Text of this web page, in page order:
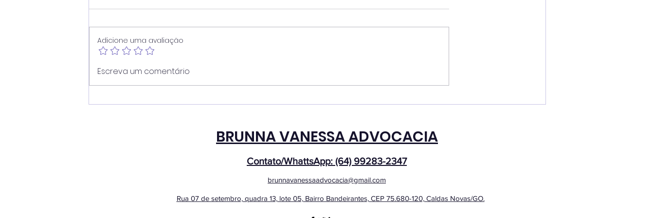
AUXÍLIO-ACIDENTE
perto de se aposentar,
A ação de fixação de
necessário para seu...
Adicione uma avaliação
Escreva um comentário
BRUNNA VANESSA ADVOCACIA
Contato/WhattsApp: (64) 99283-2347
brunnavanessaadvocacia@gmail.com
Rua 07 de setembro, quadra 13, lote 05, Bairro Bandeirantes, CEP 75.680-120, Caldas Novas/GO.